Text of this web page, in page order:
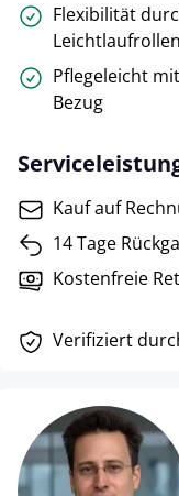
Flexibilität
Leichtlaufrollen
Pflegeleicht
Bezug
Kauf auf
14 Tage
Kostenfreie
Verifiziert